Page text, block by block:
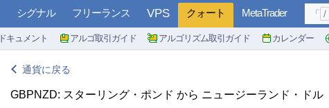
シグナル フリーランス VPS クォート MetaTrader
ドキュメント アルゴ取引ガイド アルゴリズム取引ガイド カレンダー
「 /
通貨に戻る
GBPNZD: スターリング・ポンド から ニュージーランド・ドル